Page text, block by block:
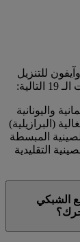
للتنزيل
واليونانية
(البرازيلية)
المبسطة
التقليدية
الشبكي